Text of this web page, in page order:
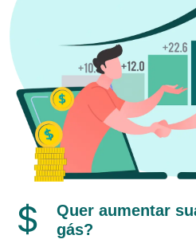
Quer aumentar
gás?